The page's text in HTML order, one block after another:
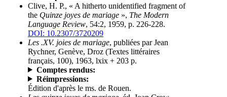
Clive, H. P., « A hitherto unidentified fragment of
the Quinze joyes de mariage », The Modern
Language Review, 54:2, 1959, p. 226-228.
DOI: 10.2307/3720209
Les .XV. joies de mariage, publiées par Jean
Rychner, Genève, Droz (Textes littéraires
français, 100), 1963, lxix + 203 p.
Comptes rendus:
Réimpressions:
Édition d'après le ms. de Rouen.